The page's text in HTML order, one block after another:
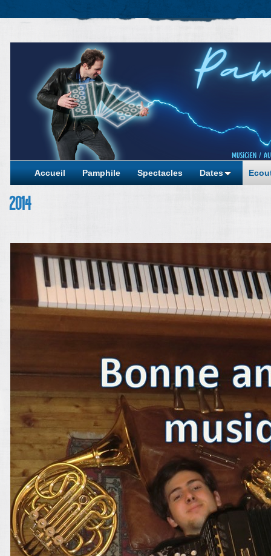
Accueil Pamphile Spectacles Dates
2014